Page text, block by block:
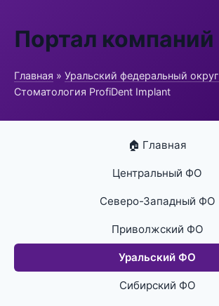
Портал компаний
Главная » Уральский федеральный округ
Стоматология ProfiDent Implant
🏠 Главная
Центральный ФО
Северо-Западный ФО
Приволжский ФО
Уральский ФО
Сибирский ФО